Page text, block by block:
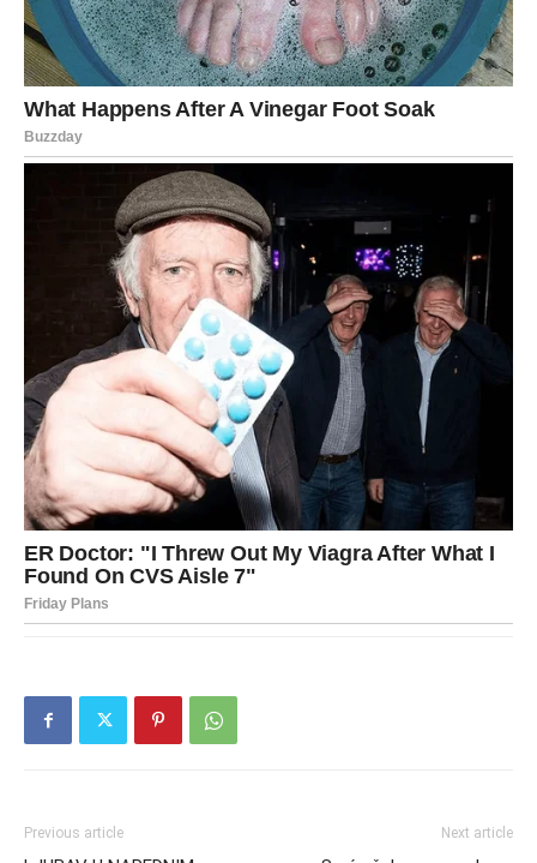
Previous article Next article